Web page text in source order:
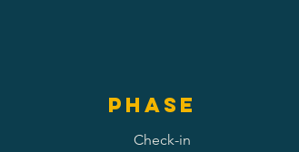
Phase
Check-in